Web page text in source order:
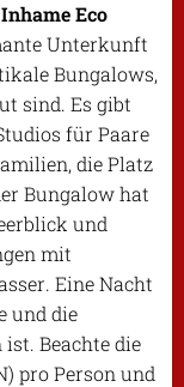
Eco
Unterkunft
Bungalows,
sind. Es gibt
für Paare
die Platz
Bungalow hat
und
mit
Eine Nacht
und die
Beachte die
pro Person und